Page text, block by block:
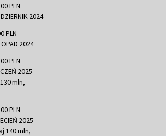
PLN
2024
PLN
2024
PLN
2025
mln,
PLN
2025
140 mln,